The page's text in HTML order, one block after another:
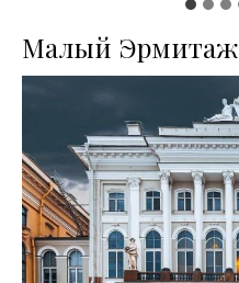
Малый Эрмитаж